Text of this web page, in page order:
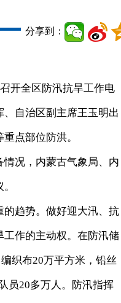
分享到：
开全区防汛抗旱工作电
自治区副主席王玉明出
点部位防洪。
况，内蒙古气象局、内
趋势。做好迎大汛、抗
作的主动权。在防汛储
织布20万平方米，铅丝
员20多万人。防汛指挥